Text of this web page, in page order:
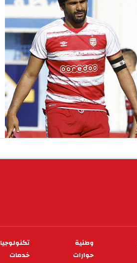
وطنية
تكنولوجيا
حوارات
خدمات